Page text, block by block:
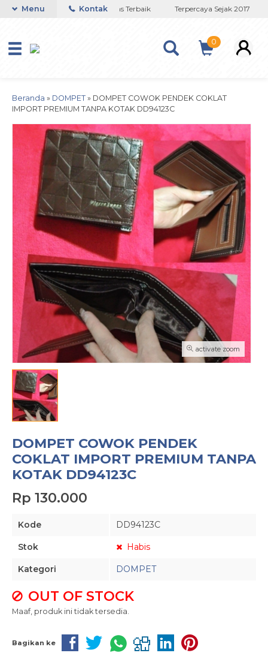
Toko Titanium Lapisan Emas Terbaik Terpercaya Sejak 2017
Menu Kontak
0
Beranda » DOMPET » DOMPET COWOK PENDEK COKLAT
IMPORT PREMIUM TANPA KOTAK DD94123C
activate zoom
DOMPET COWOK PENDEK
COKLAT IMPORT PREMIUM TANPA
KOTAK DD94123C
Rp 130.000
Kode DD94123C
Stok Habis
Kategori DOMPET
OUT OF STOCK
Maaf, produk ini tidak tersedia.
Bagikan ke